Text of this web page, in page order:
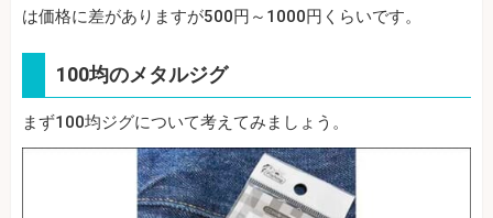
は価格に差がありますが500円～1000円くらいです。
100均のメタルジグ
まず100均ジグについて考えてみましょう。